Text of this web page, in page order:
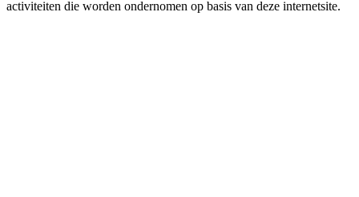
activiteiten die worden ondernomen op basis van deze internetsite.